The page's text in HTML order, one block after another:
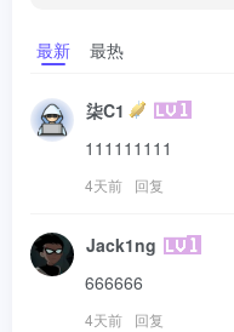
最新 最热
柒C1
111111111
4天前 回复
Jack1ng
666666
4天前 回复